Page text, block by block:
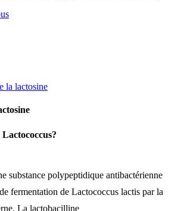
la lactosine
substance polypeptidique antibactérienne
fermentation de Lactococcus lactis par la
La lactobacilline